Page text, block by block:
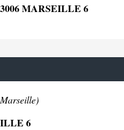
MARSEILLE 6
6